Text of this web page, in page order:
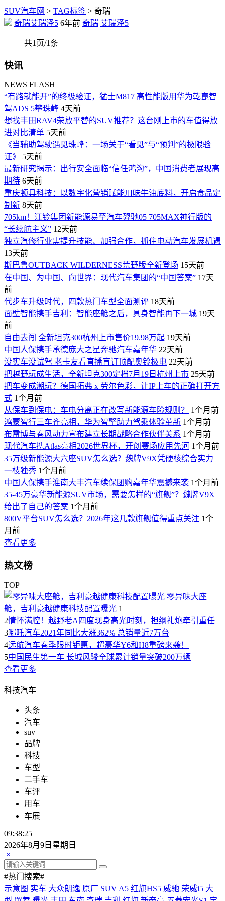
SUV汽车网 > TAG标签 > 奇瑞
奇瑞艾瑞泽5 6年前 奇瑞 艾瑞泽5
共1页/1条
快讯
NEWS FLASH
“有路就能开”的终极验证，猛士M817 高性能版用华为乾崑智
驾ADS 5攀珠峰 4天前
想找丰田RAV4荣放平替的SUV推荐？这台刚上市的车值得放
进对比清单 5天前
《当辅助驾驶遇见珠峰：一场关于“看见”与“预判”的极限验
证》
5天前
最新研究揭示：出行安全面临“信任鸿沟”，中国消费者展现高
期待 6天前
重庆顿具科技：以数字化营销赋能川味牛油底料，开启食品定
制新 8天前
705km！江铃集团新能源易至汽车羿驰05 705MAX神行版的
“长续航主义” 12天前
独立汽修行业需提升技能、加强合作，抓住电动汽车发展机遇
13天前
斯巴鲁OUTBACK WILDERNESS荒野版全新登场 15天前
在中国、为中国、向世界：现代汽车集团的“中国答案” 17天
前
代步车升级时代，四款热门车型全面测评 18天前
面壁智能携手吉利：智能座舱之后，具身智能再下一城 19天
前
自由去闯 全新坦克300杭州上市售价19.98万起 19天前
中国人保携手承德庞大之星奔驰汽车嘉年华 22天前
没实车没试驾 老卡友看直播盲订顶配奥铃极电 22天前
把越野玩成生活，全新坦克300定档7月19日杭州上市 25天前
​把车变成潮玩？德国拓弗 x 劳尔色彩，让IP上车的正确打开方
式 1个月前
从保车到保电：车电分离正在改写新能源车险规则？
1个月前
鸿蒙智行三车齐亮相，华为智擎助力驾乘体验革新 1个月前
布雷博与春风动力宣布建立长期战略合作伙伴关系 1个月前
现代汽车携Atlas亮相2026世界杯，开创赛场应用先河 1个月前
35万级新能源大六座SUV怎么选？魏牌V9X凭硬核综合实力
一枝独秀 1个月前
中国人保携手淮南大丰汽车续保团购嘉年华震撼来袭 1个月前
35-45万豪华新能源SUV市场，需要怎样的“旗舰”？魏牌V9X
给出了自己的答案 1个月前
800V平台SUV怎么选？2026年这几款旗舰值得重点关注 1个
月前
查看更多
热文榜
TOP
零异味大座
舱，吉利豪越健康科技配置曝光 1
2情怀满腔！越野老A四度现身高光时刻，担纲礼炮牵引重任
3哪吒汽车2021年同比大涨362% 总销量近7万台
4远航汽车春季限时钜惠，超豪华Y6和H8重磅来袭！
5中国民生第一车 长城风骏全球累计销量突破200万辆
查看更多
科技汽车
头条
汽车
suv
品牌
科技
车型
二手车
车评
用车
车展
09:38:26
2026年8月9日星期日
×
#热门搜索#
示意图 实车 大众朗逸 原厂 SUV A5 红旗HS5 威驰 荣威i5 大